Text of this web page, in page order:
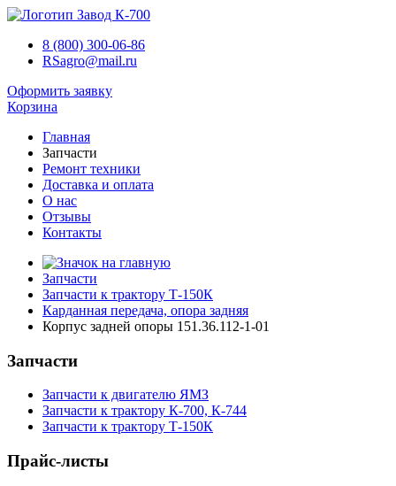
8 (800) 300-06-86
RSagro@mail.ru
Оформить заявку
Корзина
Главная
Запчасти
Ремонт техники
Доставка и оплата
О нас
Отзывы
Контакты
Запчасти
Запчасти к трактору Т-150К
Карданная передача, опора задняя
Корпус задней опоры 151.36.112-1-01
Запчасти
Запчасти к двигателю ЯМЗ
Запчасти к трактору К-700, К-744
Запчасти к трактору Т-150К
Прайс-листы